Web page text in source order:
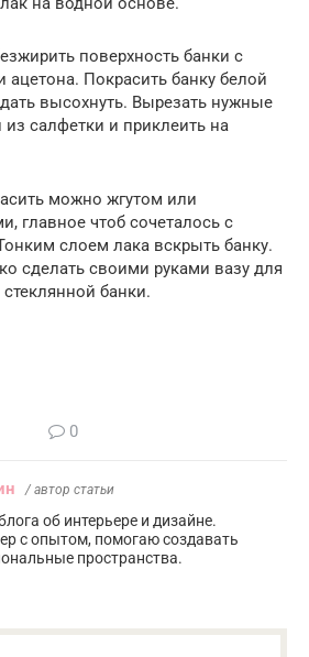
поверхность банки с
Покрасить банку белой
высохнуть. Вырезать нужные
салфетки и приклеить на
можно жгутом или
главное чтоб сочеталось с
слоем лака вскрыть банку.
сделать своими руками вазу для
банки.
0
/ автор статьи
об интерьере и дизайне.
с опытом, помогаю создавать
пространства.